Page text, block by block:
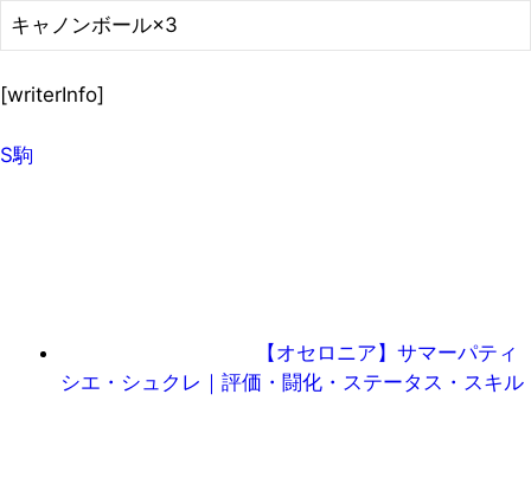
キャノンボール×3
[writerInfo]
S駒
【オセロニア】サマーパティ
シエ・シュクレ｜評価・闘化・ステータス・スキル